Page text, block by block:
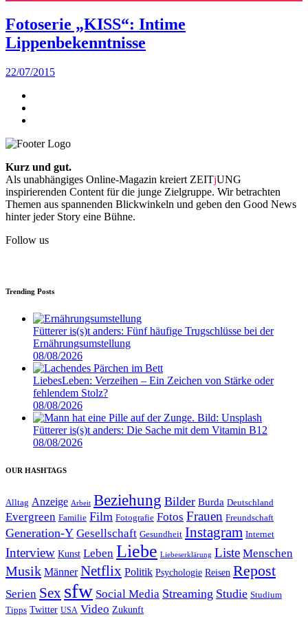
Fotoserie „KISS“: Intime
Lippenbekenntnisse
22/07/2015
Kurz und gut.
Als unabhängiges Online-Magazin kreiert ZEITjUNG
inspirierenden Content für die junge Zielgruppe. Wir betrachten
Themen aus spannenden Blickwinkeln und geben den Good News
hinter jeder Story eine Bühne.
Follow us
Trending Posts
Fütterer is(s)t anders: Fünf häufige Trugschlüsse bei der
Ernährungsumstellung
08/08/2026
LiebesLeben: Verzeihen – Ein Zeichen von Stärke oder
fehlendem Stolz?
08/08/2026
Fütterer is(s)t anders: Die Sache mit dem Vitamin B12
08/08/2026
OUR HASHTAGS
Alltag Anzeige Arbeit Beziehung Bilder Burda Deutschland
Evergreen Familie Film Fotografie Fotos Frauen Freundschaft
Generation-Y Gesellschaft Gesundheit Instagram Internet
Interview Kunst Leben Liebe Liebeserklärung Liste Menschen
Musik Männer Netflix Politik Psychologie Reisen Repost
Serien Sex sfw Social Media Streaming Studie Studium
Tipps Twitter USA Video Zukunft